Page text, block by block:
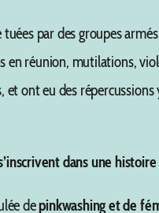
par des groupes
réunion, mutilations,
ont eu des
dans une
depinkwashing et de